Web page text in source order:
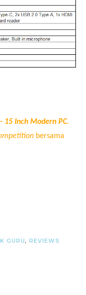
bersama
GURU, REVIEWS